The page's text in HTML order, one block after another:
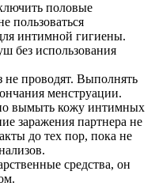
половые
пользоваться
интимной гигиены.
без использования
не проводят. Выполнять
менструации.
вымыть кожу интимных
заражения партнера не
до тех пор, пока не
средства, он